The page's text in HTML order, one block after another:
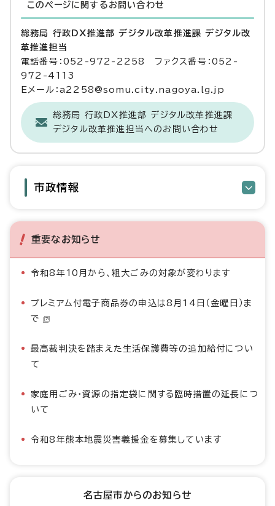
このページに関する お問い合わせ
総務局 行政DX推進部 デジタル改革推進課 デジタル改
革推進担当
電話番号：052-972-2258 ファクス番号：052-
972-4113
Eメール：a2258@somu.city.nagoya.lg.jp
総務局 行政DX推進部 デジタル改革推進課
デジタル改革推進担当へのお問い合わせ
市政情報
重要なお知らせ
令和8年10月から、粗大ごみの対象が変わります
プレミアム付電子商品券の申込は8月14日（金曜日）ま
で
最高裁判決を踏まえた生活保護費等の追加給付につい
て
家庭用ごみ・資源の指定袋に関する臨時措置の延長につ
いて
令和8年熊本地震災害義援金を募集しています
名古屋市からのお知らせ